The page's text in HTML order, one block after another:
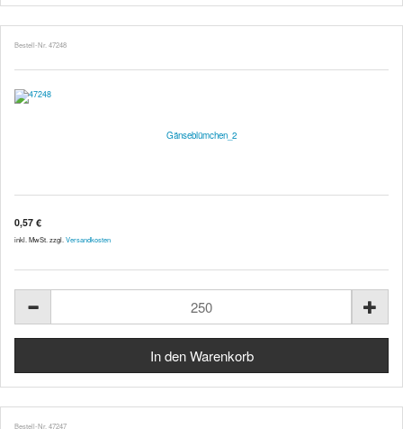
Bestell-Nr. 47248
Gänseblümchen_2
0,57 €
inkl. MwSt. zzgl. Versandkosten
Bestell-Nr. 47247